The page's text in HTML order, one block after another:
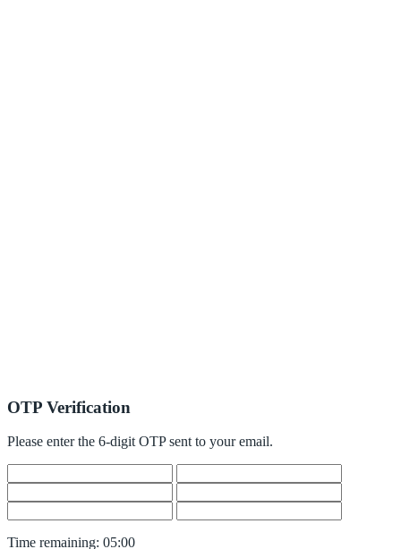
OTP Verification
Please enter the 6-digit OTP sent to your email.
Time remaining: 05:00